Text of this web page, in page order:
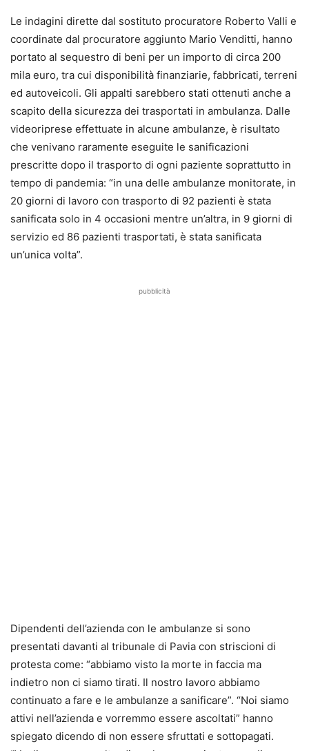
Le indagini dirette dal sostituto procuratore Roberto Valli e
coordinate dal procuratore aggiunto Mario Venditti, hanno
portato al sequestro di beni per un importo di circa 200
mila euro, tra cui disponibilità finanziarie, fabbricati, terreni
ed autoveicoli. Gli appalti sarebbero stati ottenuti anche a
scapito della sicurezza dei trasportati in ambulanza. Dalle
videoriprese effettuate in alcune ambulanze, è risultato
che venivano raramente eseguite le sanificazioni
prescritte dopo il trasporto di ogni paziente soprattutto in
tempo di pandemia: “in una delle ambulanze monitorate, in
20 giorni di lavoro con trasporto di 92 pazienti è stata
sanificata solo in 4 occasioni mentre un’altra, in 9 giorni di
servizio ed 86 pazienti trasportati, è stata sanificata
un’unica volta”.
pubblicità
Dipendenti dell’azienda con le ambulanze si sono
presentati davanti al tribunale di Pavia con striscioni di
protesta come: “abbiamo visto la morte in faccia ma
indietro non ci siamo tirati. Il nostro lavoro abbiamo
continuato a fare e le ambulanze a sanificare”. “Noi siamo
attivi nell’azienda e vorremmo essere ascoltati” hanno
spiegato dicendo di non essere sfruttati e sottopagati.